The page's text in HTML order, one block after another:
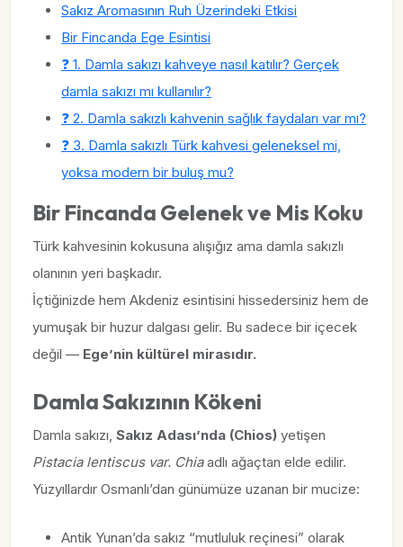
Sakız Aromasının Ruh Üzerindeki Etkisi
Bir Fincanda Ege Esintisi
❓ 1. Damla sakızı kahveye nasıl katılır? Gerçek
damla sakızı mı kullanılır?
❓ 2. Damla sakızlı kahvenin sağlık faydaları var mı?
❓ 3. Damla sakızlı Türk kahvesi geleneksel mi,
yoksa modern bir buluş mu?
Bir Fincanda Gelenek ve Mis Koku
Türk kahvesinin kokusuna alışığız ama damla sakızlı
olanının yeri başkadır.
İçtiğinizde hem Akdeniz esintisini hissedersiniz hem de
yumuşak bir huzur dalgası gelir. Bu sadece bir içecek
değil — Ege’nin kültürel mirasıdır.
Damla Sakızının Kökeni
Damla sakızı, Sakız Adası’nda (Chios) yetişen
Pistacia lentiscus var. Chiaadlı ağaçtan elde edilir.
Yüzyıllardır Osmanlı’dan günümüze uzanan bir mucize:
Antik Yunan’da sakız “mutluluk reçinesi” olarak